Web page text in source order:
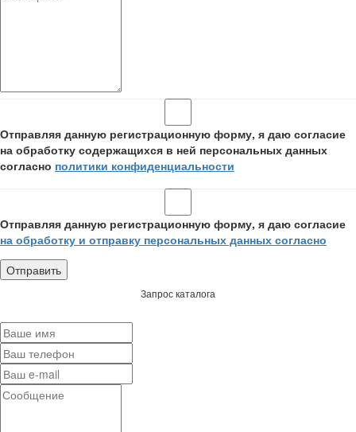
Отправляя данную регистрационную форму, я даю согласие
на обработку содержащихся в ней персональных данных
согласно политики конфиденциальности
Отправляя данную регистрационную форму, я даю согласие
на обработку и отправку персональных данных согласно
Запрос каталога